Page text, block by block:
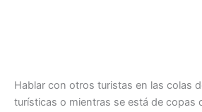
Hablar con otros turistas en las colas
turísticas o mientras se está de copas